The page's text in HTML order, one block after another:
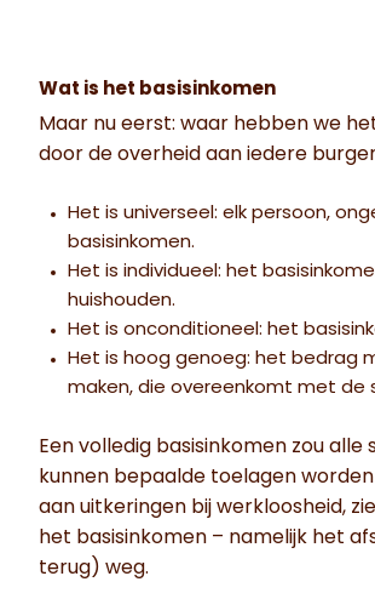
Wat is het basisinkomen
Maar nu eerst: waar hebben we
door de overheid aan iedere
Het is universeel: elk persoon,
basisinkomen.
Het is individueel: het
huishouden.
Het is onconditioneel: het
Het is hoog genoeg: het bedrag
maken, die overeenkomt met de
Een volledig basisinkomen zou
kunnen bepaalde toelagen
aan uitkeringen bij werkloosheid,
het basisinkomen – namelijk het
terug) weg.